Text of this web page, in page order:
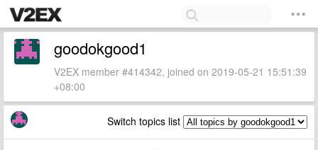
goodokgood1
V2EX member #414342, joined on 2019-05-21 15:51:39
+08:00
Switch topics list